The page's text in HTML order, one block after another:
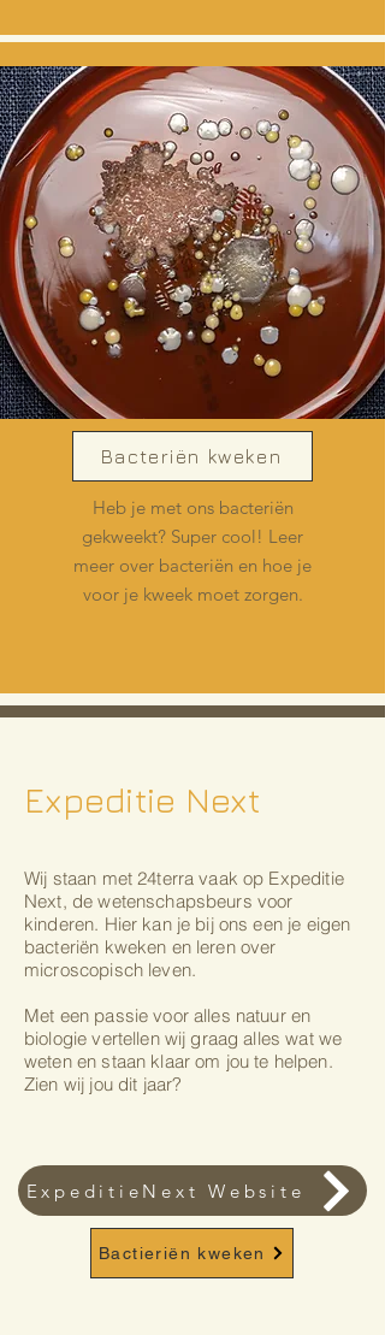
Bacteriën kweken
Heb je met ons bacteriën
gekweekt? Super cool! Leer
meer over bacteriën en hoe je
voor je kweek moet zorgen.
Expeditie Next
Wij staan met 24terra vaak op Expeditie
Next, de wetenschapsbeurs voor
kinderen. Hier kan je bij ons een je eigen
bacteriën kweken en leren over
microscopisch leven.
Met een passie voor alles natuur en
biologie vertellen wij graag alles wat we
weten en staan klaar om jou te helpen.
Zien wij jou dit jaar?
ExpeditieNext Website
Bactieriën kweken